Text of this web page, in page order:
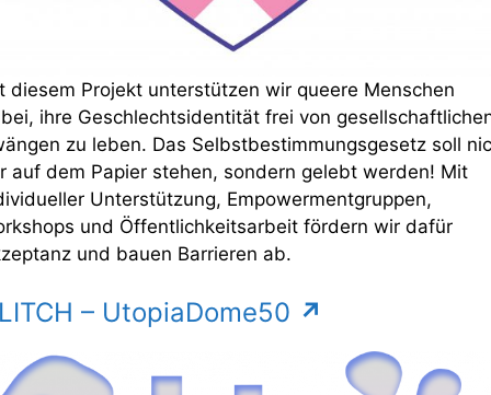
diesem Projekt unterstützen wir queere Menschen
ihre Geschlechtsidentität frei von
zu leben. Das Selbst­bestimmungs­gesetz soll
auf dem Papier stehen, sondern gelebt werden! Mit
Unterstützung, Empower­ment­gruppen,
und Öffentlichkeitsarbeit fördern wir dafür
und bauen Barrieren ab.
– UtopiaDome50 ↗